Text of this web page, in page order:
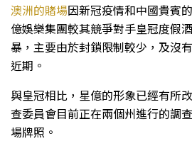
澳洲的賭場因新冠疫情和中國貴賓
億娛樂集團較其競爭對手皇冠度假
暴，主要由於封鎖限制較少，及沒
近期。
與皇冠相比，星億的形象已經有所
查委員會目前正在兩個州進行的調
場牌照。